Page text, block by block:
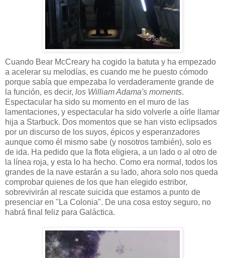
Cuando Bear McCreary ha cogido la batuta y ha empezado
a acelerar su melodías, es cuando me he puesto cómodo
porque sabía que empezaba lo verdaderamente grande de
la función, es decir, los William Adama's moments.
Espectacular ha sido su momento en el muro de las
lamentaciones, y espectacular ha sido volverle a oírle llamar
hija a Starbuck. Dos momentos que se han visto eclipsados
por un discurso de los suyos, épicos y esperanzadores
aunque como él mismo sabe (y nosotros también), solo es
de ida. Ha pedido que la flota eligiera, a un lado o al otro de
la línea roja, y esta lo ha hecho. Como era normal, todos los
grandes de la nave estarán a su lado, ahora solo nos queda
comprobar quienes de los que han elegido estribor,
sobrevivirán al rescate suicida que estamos a punto de
presenciar en "La Colonia". De una cosa estoy seguro, no
habrá final feliz para Galáctica.